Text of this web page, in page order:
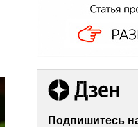
Подпишитесь